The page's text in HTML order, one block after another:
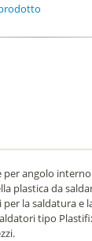
angolo
plastica da
la saldatura e
tipo